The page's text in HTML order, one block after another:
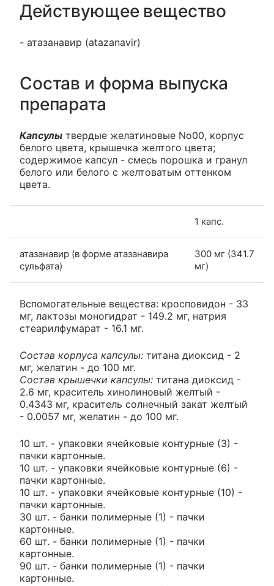
Действующее вещество
- атазанавир (atazanavir)
Состав и форма выпуска
препарата
Капсулы твердые желатиновые No00, корпус
белого цвета, крышечка желтого цвета;
содержимое капсул - смесь порошка и гранул
белого или белого с желтоватым оттенком
цвета.
1 капс.
атазанавир (в форме атазанавира
сульфата)
300 мг (341.7
мг)
Вспомогательные вещества: кросповидон - 33
мг, лактозы моногидрат - 149.2 мг, натрия
стеарилфумарат - 16.1 мг.
Состав корпуса капсулы: титана диоксид - 2
мг, желатин - до 100 мг.
Состав крышечки капсулы: титана диоксид -
2.6 мг, краситель хинолиновый желтый -
0.4343 мг, краситель солнечный закат желтый
- 0.0057 мг, желатин - до 100 мг.
10 шт. - упаковки ячейковые контурные (3) -
пачки картонные.
10 шт. - упаковки ячейковые контурные (6) -
пачки картонные.
10 шт. - упаковки ячейковые контурные (10) -
пачки картонные.
30 шт. - банки полимерные (1) - пачки
картонные.
60 шт. - банки полимерные (1) - пачки
картонные.
90 шт. - банки полимерные (1) - пачки
картонные.